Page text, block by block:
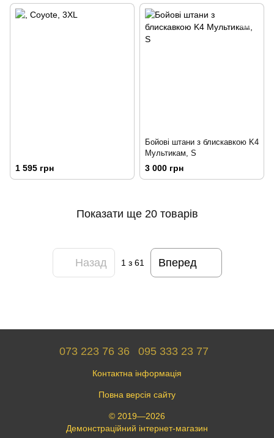
1 595 грн
Бойові штани з блискавкою K4
Мультикам, S
3 000 грн
Показати ще 20 товарів
Назад 1з 61 Вперед
073 223 76 36 095 333 23 77
Контактна інформація
Повна версія сайту
© 2019—2026
Демонстраційний інтернет-магазин